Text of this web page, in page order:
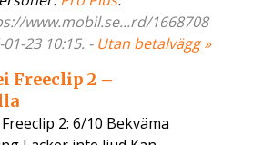
www.mobil.se...rd/1668708
23 10:15. - Utan betalvägg »
Freeclip 2 –
2: 6/10 Bekväma